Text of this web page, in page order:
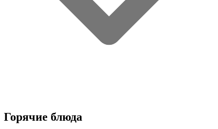
Горячие блюда